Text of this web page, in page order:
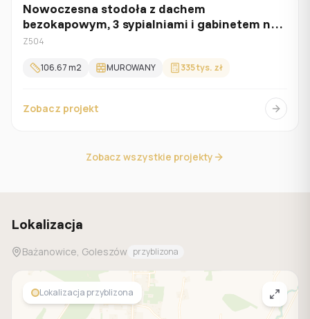
Parterowy
Nowoczesna stodoła z dachem
bezokapowym, 3 sypialniami i gabinetem na
parterze
Z504
106.67m2 MUROWANY 335 tys. zł
Zobacz projekt
Zobacz wszystkie projekty
Lokalizacja
Bażanowice, Goleszów przyblizona
Lokalizacja przyblizona